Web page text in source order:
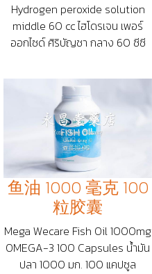
Hydrogen peroxide solution
middle 60 cc ไฮโดรเจน เพอร์
ออกไซด์ ศิริบัญชา กลาง 60 ซีซี
鱼油 1000 毫克 100
粒胶囊
Mega Wecare Fish Oil 1000mg
OMEGA-3 100 Capsules น้ำมัน
ปลา 1000 มก. 100 แคปซูล